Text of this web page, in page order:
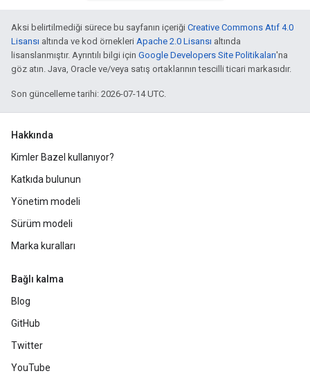
Aksi belirtilmediği sürece bu sayfanın içeriği Creative Commons Atıf 4.0
Lisansı altında ve kod örnekleri Apache 2.0 Lisansı altında
lisanslanmıştır. Ayrıntılı bilgi için Google Developers Site Politikaları'na
göz atın. Java, Oracle ve/veya satış ortaklarının tescilli ticari markasıdır.
Son güncelleme tarihi: 2026-07-14 UTC.
Hakkında
Kimler Bazel kullanıyor?
Katkıda bulunun
Yönetim modeli
Sürüm modeli
Marka kuralları
Bağlı kalma
Blog
GitHub
Twitter
YouTube